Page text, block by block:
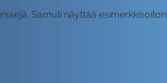
Samuli näyttää esimerkkisoiton